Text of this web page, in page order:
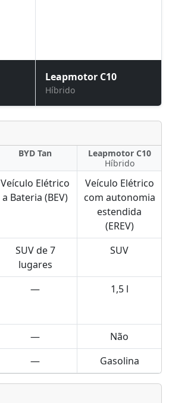
Leapmotor C10
Híbrido
BYD Tan
Leapmotor C10
Híbrido
Veículo Elétrico
a Bateria (BEV)
Veículo Elétrico
com autonomia
estendida
(EREV)
SUV de 7
lugares
SUV
— 1,5 l
— Não
— Gasolina